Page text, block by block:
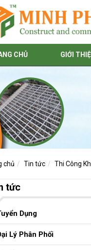
CHỦ GIỚI
chủ Tin tức Thi Công
tức
Dụng
Lý Phân Phối